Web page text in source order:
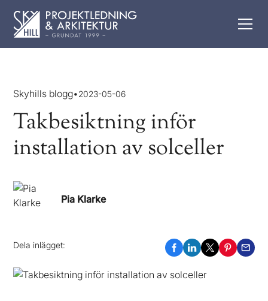
Skyhills blogg•2023-05-06
Takbesiktning inför
installation av solceller
Pia Klarke
Dela inlägget: